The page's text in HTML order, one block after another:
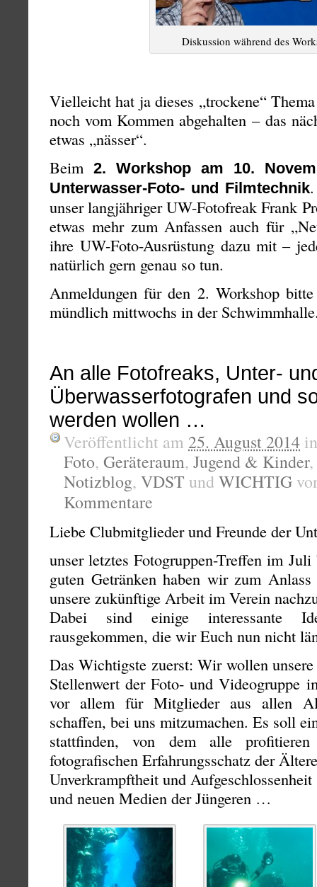
Diskussion während des
Vielleicht hat ja dieses „trockene“
noch vom Kommen abgehalten – das
etwas „nässer“.
Beim 2. Workshop am 10.
Unterwasser-Foto- und Filmtechnik
unser langjähriger UW-Fotofreak Frank
etwas mehr zum Anfassen auch für
ihre UW-Foto-Ausrüstung dazu mit –
natürlich gern genau so tun.
Anmeldungen für den 2. Workshop
mündlich mittwochs in der
An alle Fotofreaks, Unter-
Überwasserfotografen und
werden wollen …
Veröffentlicht am 25. August 2014
Foto, Geräteraum, Jugend & Kinder,
Notizblog, VDST und WICHTIG
Kommentare
Liebe Clubmitglieder und Freunde der
unser letztes Fotogruppen-Treffen im
guten Getränken haben wir zum
unsere zukünftige Arbeit im Verein
Dabei sind einige interessante
rausgekommen, die wir Euch nun nicht
Das Wichtigste zuerst: Wir wollen
Stellenwert der Foto- und Videogruppe
vor allem für Mitglieder aus allen
schaffen, bei uns mitzumachen. Es soll
stattfinden, von dem alle
fotografischen Erfahrungsschatz der
Unverkrampftheit und
und neuen Medien der Jüngeren …